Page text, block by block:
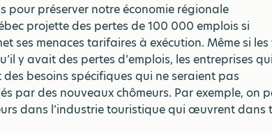
pour préserver notre économie régionale
projette des pertes de 100 000 emplois si
ses menaces tarifaires à exécution. Même si
y avait des pertes d’emplois, les entreprises qui
besoins spécifiques qui ne seraient pas
par des nouveaux chômeurs. Par exemple, on
dans l’industrie touristique qui œuvrent dans